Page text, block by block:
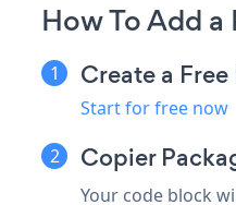
How To Add
Create a
Start for free now
Copier
Your code block